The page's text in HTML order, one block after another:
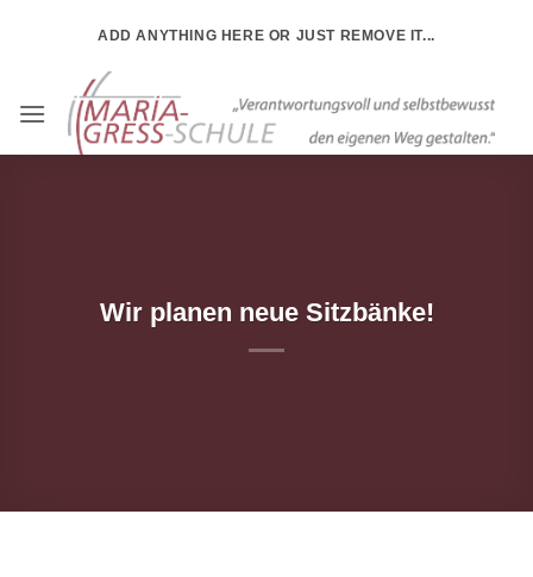
ADD ANYTHING HERE OR JUST REMOVE IT...
Wir planen neue Sitzbänke!